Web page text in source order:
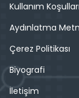
Kullanım Koşulları
Aydınlatma
Çerez Politikası
Biyografi
İletişim